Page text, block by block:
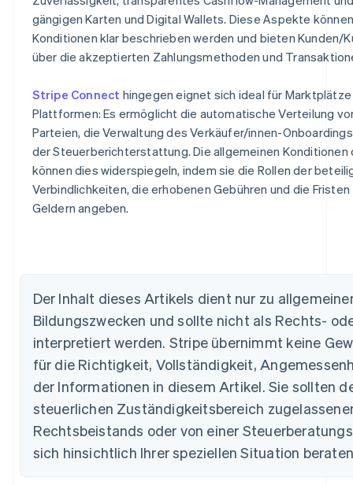
gängigen Karten und Digital Wallets. Diese Aspekte
Konditionen klar beschrieben werden und bieten Kunden/
über die akzeptierten Zahlungsmethoden und
Stripe Connect hingegen eignet sich ideal für
Plattformen: Es ermöglicht die automatische Verteilung
Parteien, die Verwaltung des Verkäufer/innen-
der Steuerberichterstattung. Die allgemeinen Konditionen
können dies widerspiegeln, indem sie die Rollen der
Verbindlichkeiten, die erhobenen Gebühren und die
Geldern angeben.
Der Inhalt dieses Artikels dient nur zu
Bildungszwecken und sollte nicht als Rechts-
interpretiert werden. Stripe übernimmt keine
für die Richtigkeit, Vollständigkeit,
der Informationen in diesem Artikel. Sie sollten
steuerlichen Zuständigkeitsbereich
Rechtsbeistands oder von einer
sich hinsichtlich Ihrer speziellen Situation
Australien
Brasilien
Bulgarien
English
Dänemark
English
Deutschland
DeutschEnglish
English
Festlandchina
简体中文 English
Finnland
EnglishSvenska